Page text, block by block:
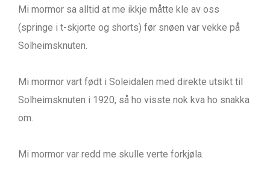
Mi mormor sa alltid at me ikkje måtte kle av oss
(springe i t-skjorte og shorts) før snøen var vekke på
Solheimsknuten.
Mi mormor vart født i Soleidalen med direkte utsikt til
Solheimsknuten i 1920, så ho visste nok kva ho snakka
om.
Mi mormor var redd me skulle verte forkjøla.